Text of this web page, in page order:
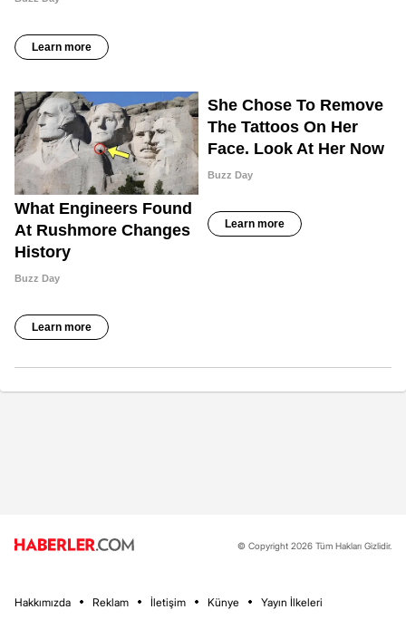
© Copyright 2026 Tüm Hakları Gizlidir.
Hakkımızda Reklam İletişim Künye Yayın İlkeleri